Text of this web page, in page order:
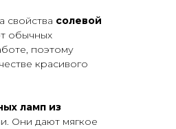
свойства солевой
обычных
поэтому
красивого
ламп из
Они дают мягкое